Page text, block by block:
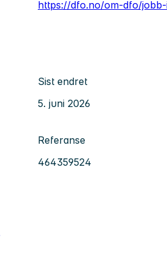
https://dfo.no/om-dfo/
Sist endret
5. juni 2026
Referanse
464359524